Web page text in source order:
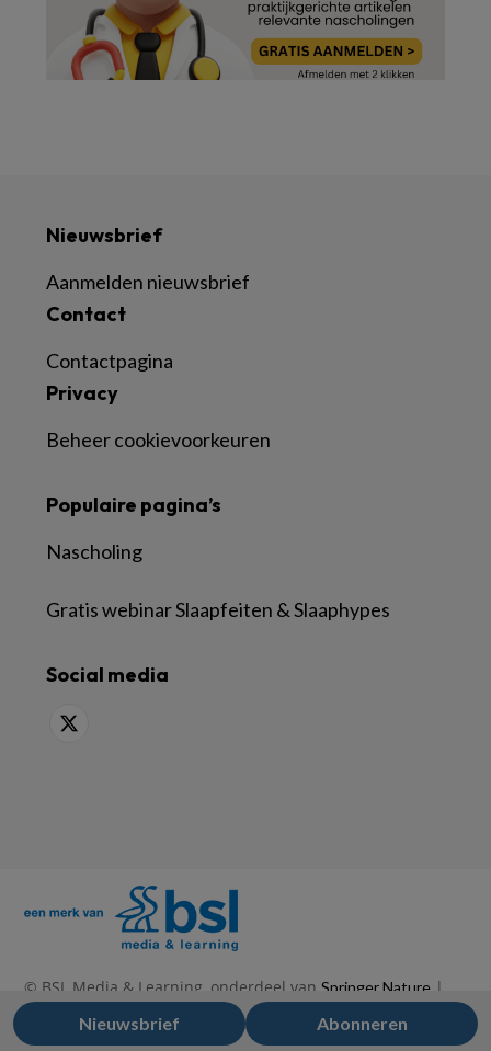
Nieuwsbrief
Aanmelden nieuwsbrief
Contact
Contactpagina
Privacy
Beheer cookievoorkeuren
Populaire pagina’s
Nascholing
Gratis webinar Slaapfeiten & Slaaphypes
Social media
© BSL Media & Learning, onderdeel van Springer Nature |
Privacy Statement | Disclaimer|Voorwaarden
Nieuwsbrief Abonneren